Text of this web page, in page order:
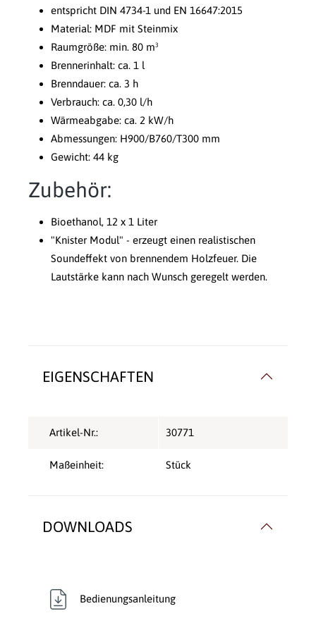
entspricht DIN 4734-1 und EN 16647:2015
Material: MDF mit Steinmix
Raumgröße: min. 80 m³
Brennerinhalt: ca. 1 l
Brenndauer: ca. 3 h
Verbrauch: ca. 0,30 l/h
Wärmeabgabe: ca. 2 kW/h
Abmessungen: H900/B760/T300 mm
Gewicht: 44 kg
Zubehör:
Bioethanol, 12 x 1 Liter
"Knister Modul" - erzeugt einen realistischen
Soundeffekt von brennendem Holzfeuer. Die
Lautstärke kann nach Wunsch geregelt werden.
EIGENSCHAFTEN
Artikel-Nr.: 30771
Maßeinheit: Stück
DOWNLOADS
Bedienungsanleitung